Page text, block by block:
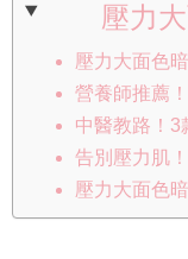
壓力
壓力大面色
營養師推薦
中醫教路！3
告別壓力肌
壓力大面色